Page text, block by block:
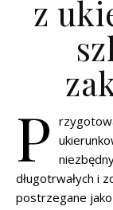
z
P
długotrwałych i
postrzegane